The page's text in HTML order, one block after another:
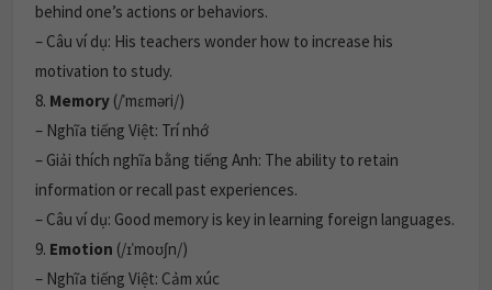
behind one’s actions or behaviors.
– Câu ví dụ: His teachers wonder how to increase his
motivation to study.
8. Memory (/ˈmɛməri/)
– Nghĩa tiếng Việt: Trí nhớ
– Giải thích nghĩa bằng tiếng Anh: The ability to retain
information or recall past experiences.
– Câu ví dụ: Good memory is key in learning foreign languages.
9. Emotion (/ɪˈmoʊʃn/)
– Nghĩa tiếng Việt: Cảm xúc